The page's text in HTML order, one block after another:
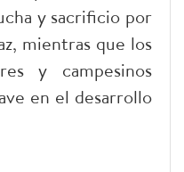
y sacrificio por
mientras que los
y campesinos
en el desarrollo